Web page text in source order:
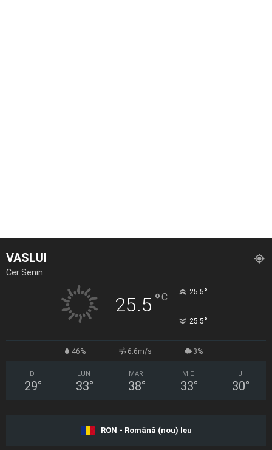
VASLUI
Cer Senin
25.5 °C 25.5°
25.5°
46% 6.6m/s 3%
D
29°
LUN
33°
MAR
38°
MIE
33°
J
30°
RON - Română (nou) leu